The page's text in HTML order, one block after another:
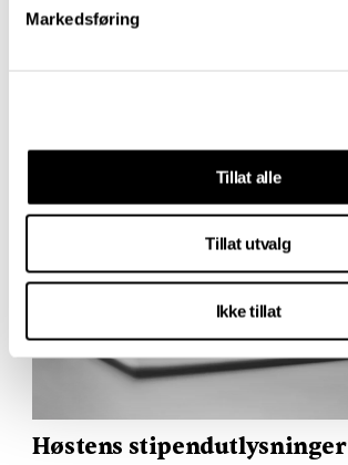
Markedsføring
Tillat alle
Tillat utvalg
Ikke tillat
Høstens stipendutlysninger